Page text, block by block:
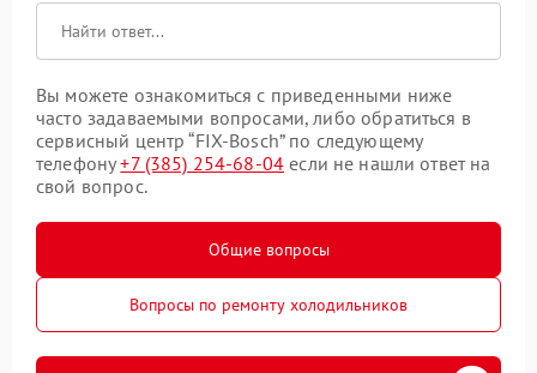
Вы можете ознакомиться с приведенными ниже
часто задаваемыми вопросами, либо обратиться в
сервисный центр “FIX-Bosch” по следующему
телефону+7 (385) 254-68-04 если не нашли ответ на
свой вопрос.
Общие вопросы
Вопросы по ремонту холодильников